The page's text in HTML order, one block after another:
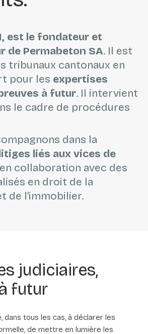
est le fondateur et
de Permabeton SA. Il est
tribunaux cantonaux en
pour les expertises
à futur. Il intervient
le cadre de procédures
dans la
liés aux vices de
collaboration avec des
en droit de la
de l’immobilier.
judiciaires,
futur
dans tous les cas, à déclarer les
de mettre en lumière les